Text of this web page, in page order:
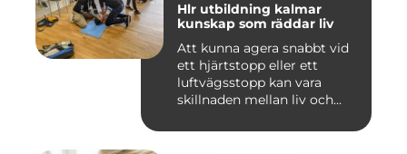
Hlr utbildning kalmar
kunskap som räddar liv
Att kunna agera snabbt vid
ett hjärtstopp eller ett
luftvägsstopp kan vara
skillnaden mellan liv och...